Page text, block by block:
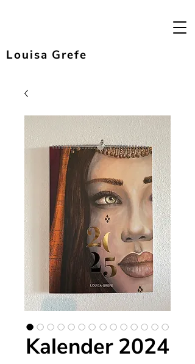
Louisa Grefe
Kalender 2024